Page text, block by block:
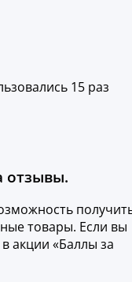
15 раз
отзывы.
товары. Если вы
акции «Баллы за